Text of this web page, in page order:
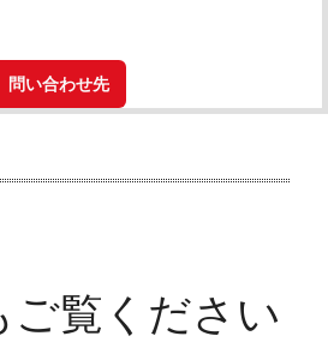
問い合わせ先
ご覧ください